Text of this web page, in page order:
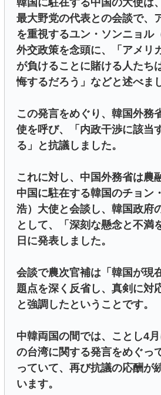
韓国に駐在する中国の大使は
最大野党の代表との会談で、
を重視するユン・ソンニョル
外交政策を念頭に、「アメリ
が負けることに賭ける人たち
悔するだろう」などと述べま
この発言をめぐり、韓国外務
使を呼び、「内政干渉に該当
る」と抗議しました。
これに対し、中国外務省は農
中国に駐在する韓国のチョン
浩）大使と会談し、韓国政府
として、「深刻な懸念と不満
日に発表しました。
会談で農次官補は「韓国が現
題点を深く反省し、真剣に対
と強調したということです。
中韓両国の間では、ことし4
の台湾に関する発言をめぐっ
っていて、再び抗議の応酬が
います。